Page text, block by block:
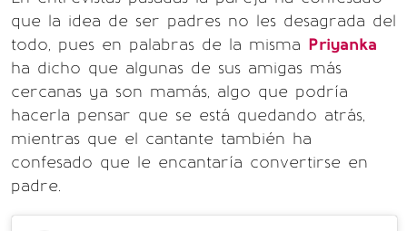
que la idea de ser padres no les desagrada del
todo, pues en palabras de la misma Priyanka
ha dicho que algunas de sus amigas más
cercanas ya son mamás, algo que podría
hacerla pensar que se está quedando atrás,
mientras que el cantante también ha
confesado que le encantaría convertirse en
padre.